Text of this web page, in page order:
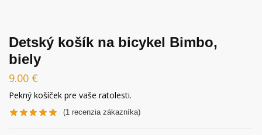
Detský košík na bicykel Bimbo,
biely
9.00 €
Pekný košíček pre vaše ratolesti.
(1 recenzia zákazníka)